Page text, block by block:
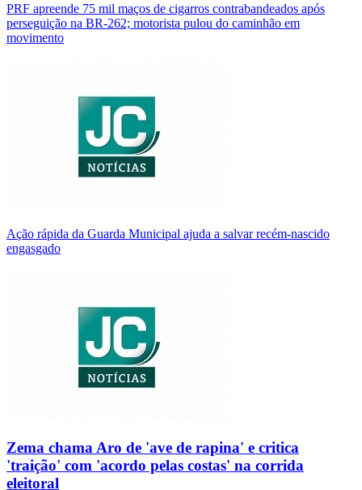
PRF apreende 75 mil maços de cigarros contrabandeados após
perseguição na BR-262; motorista pulou do caminhão em
movimento
Ação rápida da Guarda Municipal ajuda a salvar recém-nascido
engasgado
Zema chama Aro de 'ave de rapina' e critica
'traição' com 'acordo pelas costas' na corrida
eleitoral